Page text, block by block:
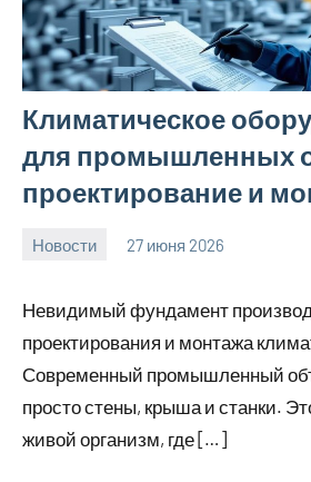
Климатическое
для промышленных
проектирование и
Новости 27 июня 2026
Невидимый фундамент
проектирования и монтажа
Современный промышленный
просто стены, крыша и станки.
живой организм, где […]